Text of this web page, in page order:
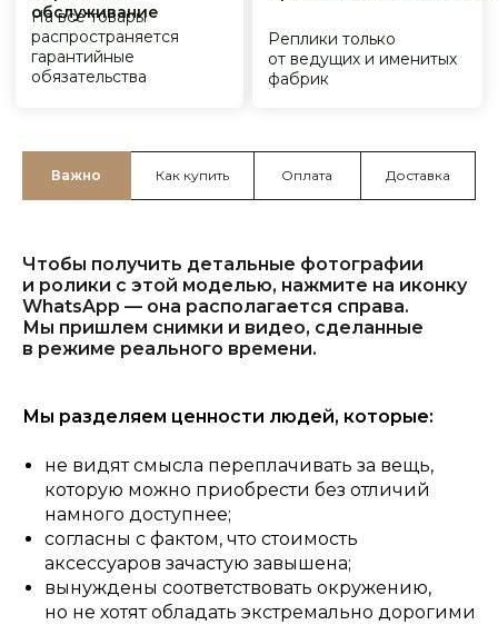
Важно Как купить Оплата Доставка
Чтобы получить детальные фотографии
и ролики с этой моделью, нажмите на иконку
WhatsApp — она располагается справа.
Мы пришлем снимки и видео, сделанные
в режиме реального времени.
Мы разделяем ценности людей, которые:
не видят смысла переплачивать за вещь,
которую можно приобрести без отличий
намного доступнее;
согласны с фактом, что стоимость
аксессуаров зачастую завышена;
вынуждены соответствовать окружению,
но не хотят обладать экстремально дорогими